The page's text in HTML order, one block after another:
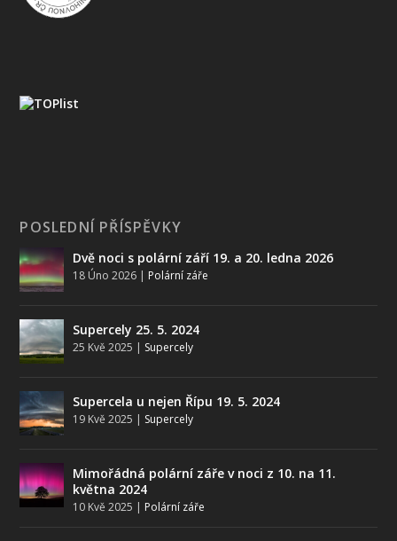
POSLEDNÍ PŘÍSPĚVKY
Dvě noci s polární září 19. a 20. ledna 2026
18 Úno 2026 | Polární záře
Supercely 25. 5. 2024
25 Kvě 2025 | Supercely
Supercela u nejen Řípu 19. 5. 2024
19 Kvě 2025 | Supercely
Mimořádná polární záře v noci z 10. na 11.
května 2024
10 Kvě 2025 | Polární záře